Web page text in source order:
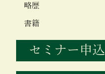
略歴
書籍
セミナー申込